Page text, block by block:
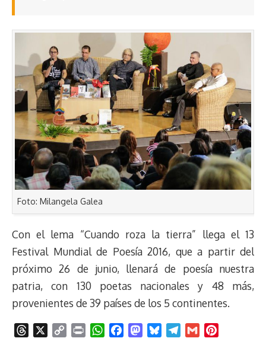
Foto: Milangela Galea
Con el lema “Cuando roza la tierra” llega el 13
Festival Mundial de Poesía 2016, que a partir del
próximo 26 de junio, llenará de poesía nuestra
patria, con 130 poetas nacionales y 48 más,
provenientes de 39 países de los 5 continentes.
W
M